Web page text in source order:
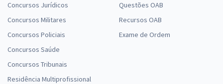
Concursos Jurídicos
Concursos Militares
Concursos Policiais
Concursos Saúde
Concursos Tribunais
Residência Multiprofissional
Questões OAB
Recursos OAB
Exame de Ordem